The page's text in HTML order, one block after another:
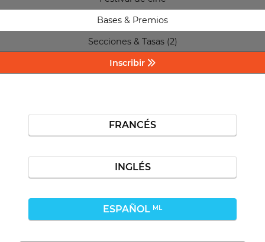
Bases & Premios
Secciones & Tasas (2)
Inscribir
FRANCÉS
INGLÉS
ESPAÑOL ML